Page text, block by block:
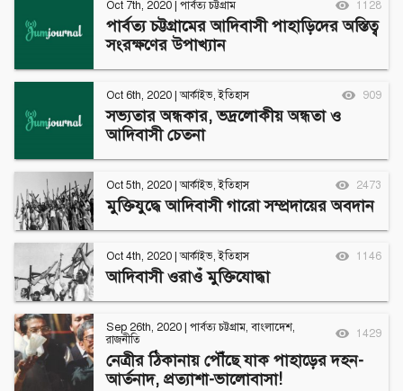
Oct 7th, 2020 পার্বত্য চট্টগ্রাম 1128
পার্বত্য চট্টগ্রামের আদিবাসী পাহাড়িদের অস্তিত্ব
সংরক্ষণের উপাখ্যান
Oct 6th, 2020 |আর্কাইভ,ইতিহাস 909
সভ্যতার অন্ধকার, ভদ্রলোকীয় অন্ধতা ও
আদিবাসী চেতনা
Oct 5th, 2020 |আর্কাইভ,ইতিহাস 2473
মুক্তিযুদ্ধে আদিবাসী গারো সম্প্রদায়ের অবদান
Oct 4th, 2020 |আর্কাইভ,ইতিহাস 1146
আদিবাসী ওরাওঁ মুক্তিযোদ্ধা
Sep 26th, 2020 পার্বত্য চট্টগ্রাম, বাংলাদেশ,
রাজনীতি
1429
নেত্রীর ঠিকানায় পৌঁছে যাক পাহাড়ের দহন-
আর্তনাদ, প্রত্যাশা-ভালোবাসা!